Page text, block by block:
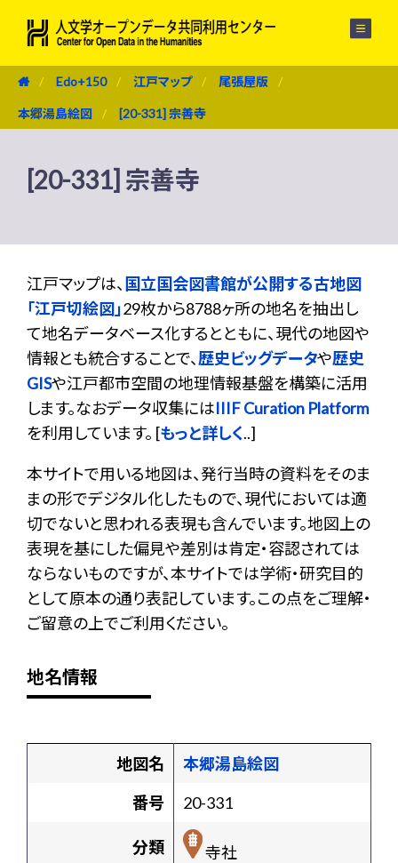
Edo+150 江戸マップ 尾張屋版
本郷湯島絵図 [20-331] 宗善寺
[20-331] 宗善寺
江戸マップは、 国立国会図書館が公開する古地図
「江戸切絵図」29枚から8788ヶ所の地名を抽出し
て地名データベース化するとともに、現代の地図や
情報とも統合することで、歴史ビッグデータや歴史
GISや江戸都市空間の地理情報基盤を構築に活用
します。なおデータ収集にはIIIF Curation Platform
を利用しています。 [もっと詳しく..]
本サイトで用いる地図は、発行当時の資料をそのま
まの形でデジタル化したもので、現代においては適
切でないと思われる表現も含んでいます。地図上の
表現を基にした偏見や差別は肯定・容認されては
ならないものですが、本サイトでは学術・研究目的
として原本の通り表記しています。この点をご理解・
ご留意の上でご利用ください。
地名情報
地図名
本郷湯島絵図
番号
20-331
分類
寺社